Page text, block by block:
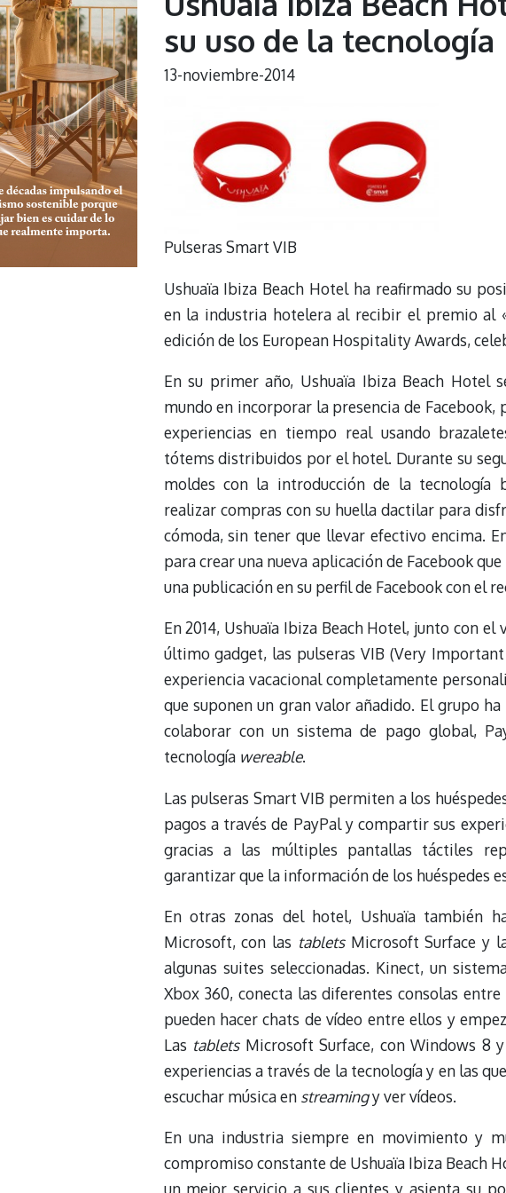
su uso de la tecnología
13-noviembre-2014
Pulseras Smart VIB
Ushuaïa Ibiza Beach Hotel ha reafirmado su
en la industria hotelera al recibir el premio al
edición de los European Hospitality Awards,
En su primer año, Ushuaïa Ibiza Beach
mundo en incorporar la presencia de
experiencias en tiempo real usando
tótems distribuidos por el hotel. Durante su
moldes con la introducción de la tecnología
realizar compras con su huella dactilar para
cómoda, sin tener que llevar efectivo encima.
para crear una nueva aplicación de Facebook
una publicación en su perfil de Facebook con el
En 2014, Ushuaïa Ibiza Beach Hotel, junto con
último gadget, las pulseras VIB (Very
experiencia vacacional completamente
que suponen un gran valor añadido. El grupo
colaborar con un sistema de pago global,
tecnología wereable.
Las pulseras Smart VIB permiten a los
pagos a través de PayPal y compartir sus
gracias a las múltiples pantallas táctiles
garantizar que la información de los huéspedes
En otras zonas del hotel, Ushuaïa también
Microsoft, con las tabletsMicrosoft Surface y
algunas suites seleccionadas. Kinect, un
Xbox 360, conecta las diferentes consolas
pueden hacer chats de vídeo entre ellos y
Las tabletsMicrosoft Surface, con Windows 8
experiencias a través de la tecnología y en las
escuchar música en streamingy ver vídeos.
En una industria siempre en movimiento y
compromiso constante de Ushuaïa Ibiza Beach
un mejor servicio a sus clientes y asienta su